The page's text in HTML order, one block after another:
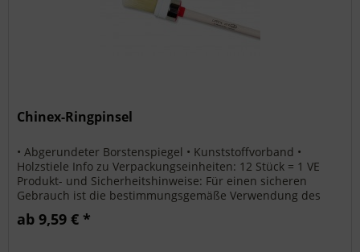
Chinex-Ringpinsel
• Abgerundeter Borstenspiegel • Kunststoffvorband •
Holzstiele Info zu Verpackungseinheiten: 12 Stück = 1 VE
Produkt- und Sicherheitshinweise: Für einen sicheren
Gebrauch ist die bestimmungsgemäße Verwendung des
ab 9,59 € *